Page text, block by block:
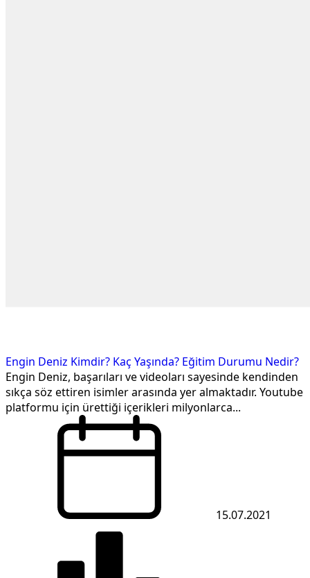
Engin Deniz Kimdir? Kaç Yaşında? Eğitim Durumu Nedir?
Engin Deniz, başarıları ve videoları sayesinde kendinden
sıkça söz ettiren isimler arasında yer almaktadır. Youtube
platformu için ürettiği içerikleri milyonlarca...
15.07.2021